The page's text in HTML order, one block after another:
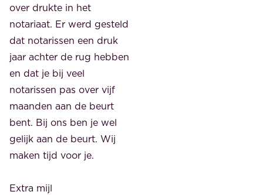
over drukte in het
notariaat. Er werd gesteld
dat notarissen een druk
jaar achter de rug hebben
en dat je bij veel
notarissen pas over vijf
maanden aan de beurt
bent. Bij ons ben je wel
gelijk aan de beurt. Wij
maken tijd voor je.
Extra mijl